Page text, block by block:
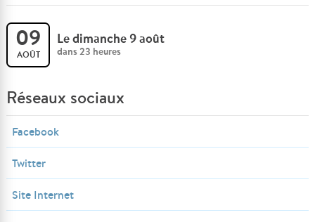
09
AOÛT
Le dimanche 9 août
dans 23 heures
Réseaux sociaux
Facebook
Twitter
Site Internet